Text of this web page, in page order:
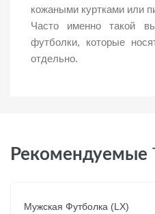
кожаными куртками или
Часто именно такой
футболки, которые
отдельно.
Рекомендуемые
Мужская Футболка (LX)